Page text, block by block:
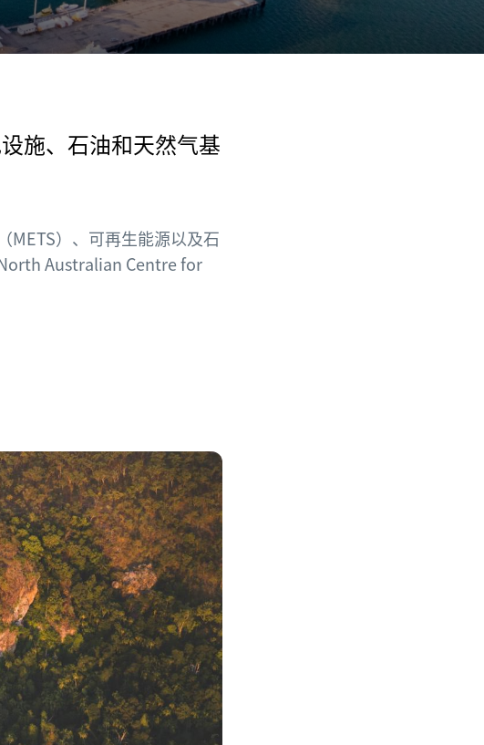
施、石油和天然气基
METS）、可再生能源以及石
North Australian Centre for